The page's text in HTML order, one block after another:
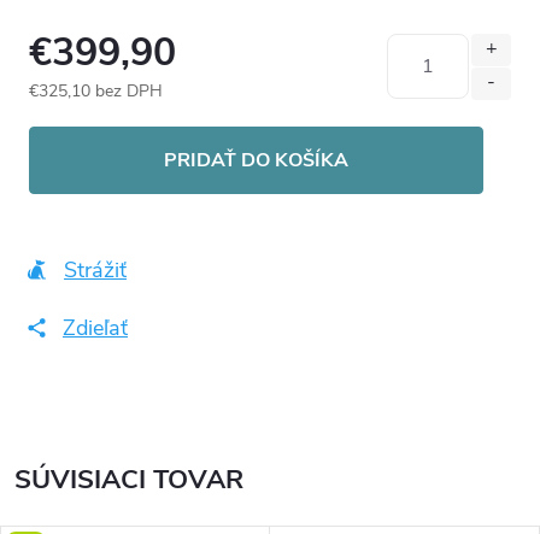
€399,90
€325,10 bez DPH
PRIDAŤ DO KOŠÍKA
Strážiť
Zdieľať
SÚVISIACI TOVAR